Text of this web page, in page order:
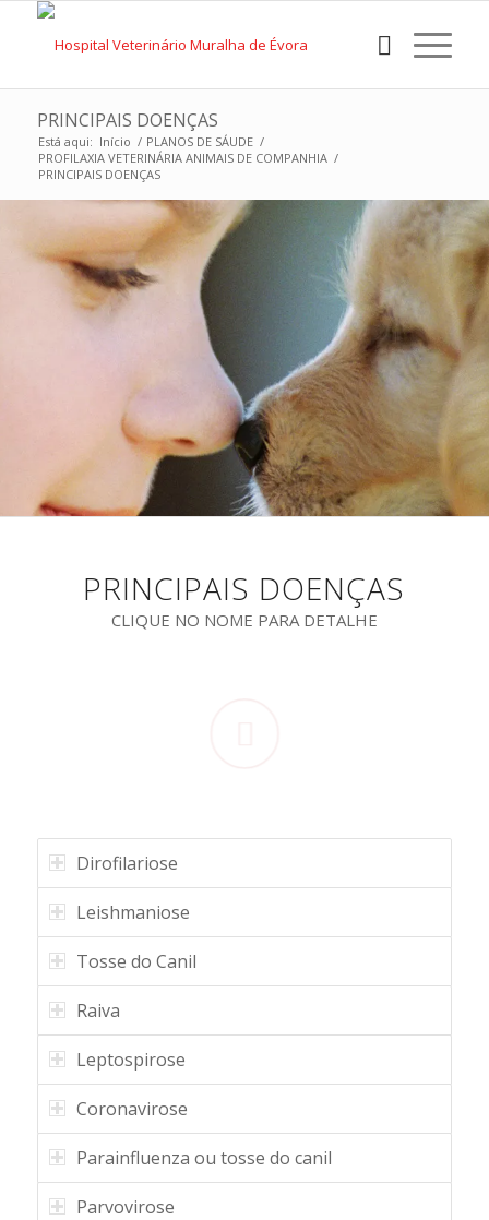
PRINCIPAIS DOENÇAS
Está aqui: Início / PLANOS DE SÁUDE /
PROFILAXIA VETERINÁRIA ANIMAIS DE COMPANHIA /
PRINCIPAIS DOENÇAS
PRINCIPAIS DOENÇAS
CLIQUE NO NOME PARA DETALHE
Dirofilariose
Leishmaniose
Tosse do Canil
Raiva
Leptospirose
Coronavirose
Parainfluenza ou tosse do canil
Parvovirose